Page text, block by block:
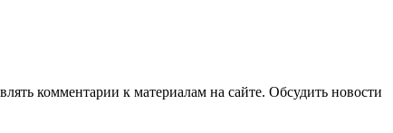
комментарии к материалам на сайте. Обсудить новости